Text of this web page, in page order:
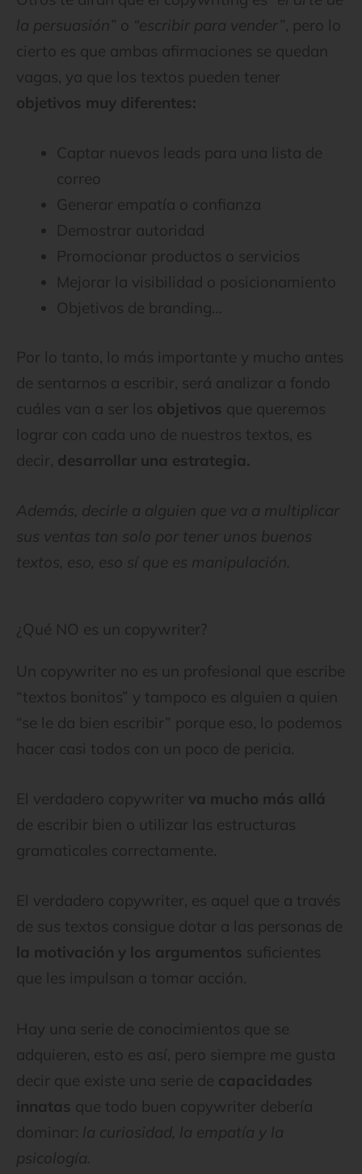
la persuasión” o “escribir para vender”, pero lo
cierto es que ambas afirmaciones se quedan
vagas, ya que los textos pueden tener
objetivos muy diferentes:
Captar nuevos leads para una lista de
correo
Generar empatía o confianza
Demostrar autoridad
Promocionar productos o servicios
Mejorar la visibilidad o posicionamiento
Objetivos de branding…
Por lo tanto, lo más importante y mucho antes
de sentarnos a escribir, será analizar a fondo
cuáles van a ser los objetivos que queremos
lograr con cada uno de nuestros textos, es
decir, desarrollar una estrategia.
Además, decirle a alguien que va a multiplicar
sus ventas tan solo por tener unos buenos
textos, eso, eso sí que es manipulación.
¿Qué NO es un copywriter?
Un copywriter no es un profesional que escribe
“textos bonitos” y tampoco es alguien a quien
“se le da bien escribir” porque eso, lo podemos
hacer casi todos con un poco de pericia.
El verdadero copywriter va mucho más allá
de escribir bien o utilizar las estructuras
gramaticales correctamente.
El verdadero copywriter, es aquel que a través
de sus textos consigue dotar a las personas de
la motivación y los argumentos suficientes
que les impulsan a tomar acción.
Hay una serie de conocimientos que se
adquieren, esto es así, pero siempre me gusta
decir que existe una serie de capacidades
innatas que todo buen copywriter debería
dominar: la curiosidad, la empatía y la
psicología.